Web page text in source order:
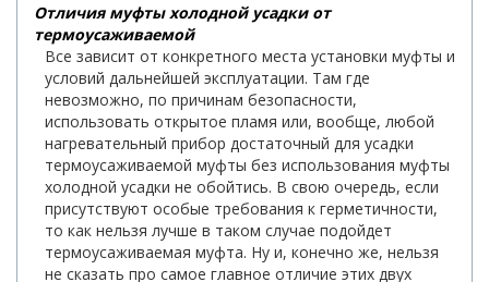
Отличия муфты холодной усадки от
термоусаживаемой
Все зависит от конкретного места установки муфты и
условий дальнейшей эксплуатации. Там где
невозможно, по причинам безопасности,
использовать открытое пламя или, вообще, любой
нагревательный прибор достаточный для усадки
термоусаживаемой муфты без использования муфты
холодной усадки не обойтись. В свою очередь, если
присутствуют особые требования к герметичности,
то как нельзя лучше в таком случае подойдет
термоусаживаемая муфта. Ну и, конечно же, нельзя
не сказать про самое главное отличие этих двух